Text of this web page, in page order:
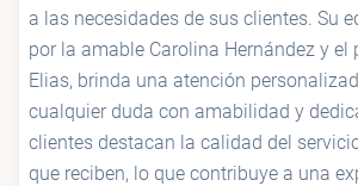
a las necesidades de sus clientes. Su
por la amable Carolina Hernández y el
Elias, brinda una atención
cualquier duda con amabilidad y
clientes destacan la calidad del
que reciben, lo que contribuye a una